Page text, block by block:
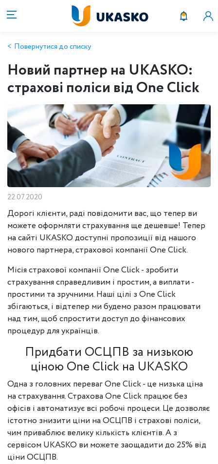
Повернутися до списку
Новий партнер на UKASKO:
страхові поліси від One Click
22.07.2020
Дорогі клієнти, раді повідомити вас, що тепер ви
можете оформляти страхування ще дешевше! Тепер
на сайті UKASKO доступні пропозиції від нашого
нового партнера, страхової компанії One Click.
Місія страхової компанії One Click - зробити
страхування справедливим і простим, а виплати -
простими та зручними. Наші цілі з One Click
збігаються, і відтепер ми будемо разом працювати
над тим, щоб спростити доступ до фінансових
процедур для українців.
Придбати ОСЦПВ за низькою
ціною One Click на UKASKO
Одна з головних переваг One Click - це низька ціна
на страхування. Страхова One Click працює без
офісів і автоматизує всі робочі процеси. Це дозволяє
істотно знизити ціни на ОСЦПВ і страхові поліси,
чим приваблює велику кількість клієнтів. А з
сервісом UKASKO ви можете заощадити до 25% від
ціни ОСЦПВ.